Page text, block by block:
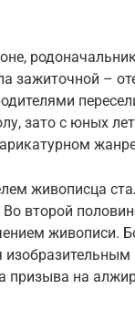
зажиточной –
зато с юных
живописца
второй
живописи.
призыва на